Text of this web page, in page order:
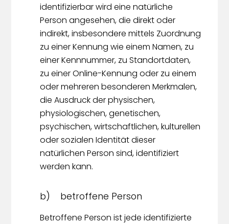
identifizierbar wird eine natürliche
Person angesehen, die direkt oder
indirekt, insbesondere mittels Zuordnung
zu einer Kennung wie einem Namen, zu
einer Kennnummer, zu Standortdaten,
zu einer Online-Kennung oder zu einem
oder mehreren besonderen Merkmalen,
die Ausdruck der physischen,
physiologischen, genetischen,
psychischen, wirtschaftlichen, kulturellen
oder sozialen Identität dieser
natürlichen Person sind, identifiziert
werden kann.
b) betroffene Person
Betroffene Person ist jede identifizierte